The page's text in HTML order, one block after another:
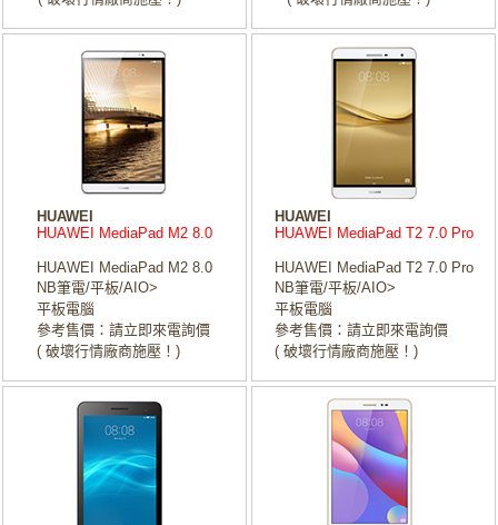
HUAWEI
HUAWEI MediaPad M2 8.0
HUAWEI MediaPad M2 8.0
NB筆電/平板/AIO>
平板電腦
參考售價：請立即來電詢價
( 破壞行情廠商施壓！)
HUAWEI
HUAWEI MediaPad T2 7.0 Pro
HUAWEI MediaPad T2 7.0 Pro
NB筆電/平板/AIO>
平板電腦
參考售價：請立即來電詢價
( 破壞行情廠商施壓！)